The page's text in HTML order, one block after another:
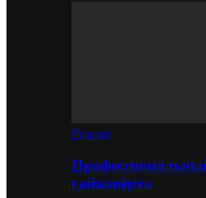
Ремонт
гайковёрта